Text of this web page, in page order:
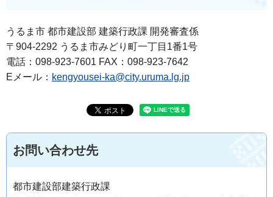
うるま市 都市建設部 建築行政課 開発審査係
〒904-2292 うるま市みどり町一丁目1番1号
電話：098-923-7601 FAX：098-923-7642
Eメール： kengyousei-ka@city.uruma.lg.jp
お問い合わせ先
都市建設部建築行政課